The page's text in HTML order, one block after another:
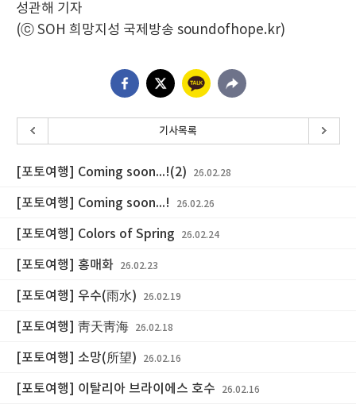
성관해 기자
(ⓒ SOH 희망지성 국제방송 soundofhope.kr)
기사목록
[포토여행] Coming soon...!(2) 26.02.28
[포토여행] Coming soon...! 26.02.26
[포토여행] Colors of Spring 26.02.24
[포토여행] 홍매화 26.02.23
[포토여행] 우수(雨水) 26.02.19
[포토여행] 靑天靑海 26.02.18
[포토여행] 소망(所望) 26.02.16
[포토여행] 이탈리아 브라이에스 호수 26.02.16